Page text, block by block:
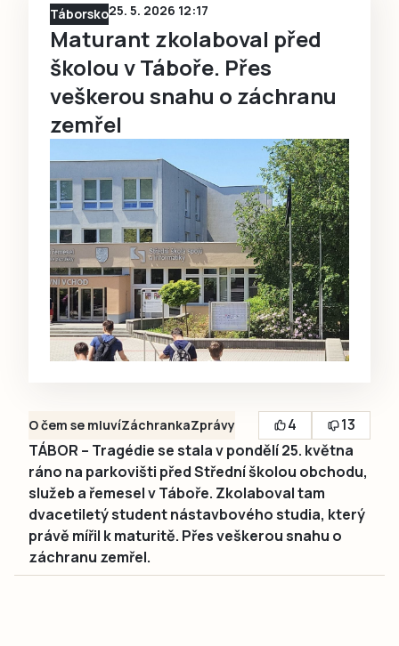
Táborsko25. 5. 2026 12:17
Maturant zkolaboval před
školou v Táboře. Přes
veškerou snahu o záchranu
zemřel
O čem se mluvíZáchrankaZprávy 4
13
TÁBOR – Tragédie se stala v pondělí 25. května
ráno na parkovišti před Střední školou obchodu,
služeb a řemesel v Táboře. Zkolaboval tam
dvacetiletý student nástavbového studia, který
právě mířil k maturitě. Přes veškerou snahu o
záchranu zemřel.